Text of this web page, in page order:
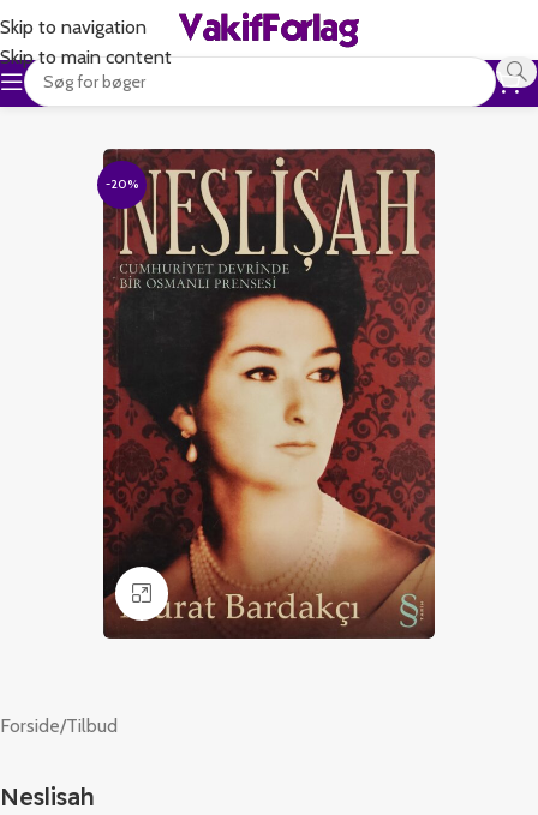
Skip to navigation
Skip to main content
-20%
Klik for at forstørre
Forside/Tilbud
Neslisah